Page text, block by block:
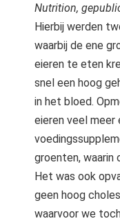
Nutrition,
Hierbij werden
waarbij de ene
eieren te eten
snel een hoog
in het bloed.
eieren veel
groenten,
Het was ook
geen hoog
waarvoor we